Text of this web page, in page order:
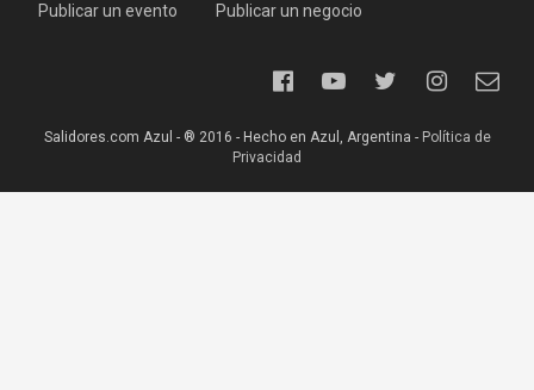
Publicar un evento Publicar un negocio
Salidores.com Azul - ® 2016 - Hecho en Azul, Argentina - Política de
Privacidad